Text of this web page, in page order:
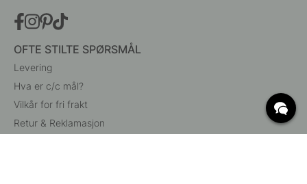
OFTE STILTE SPØRSMÅL
Levering
Hva er c/c mål?
Vilkår for fri frakt
Retur & Reklamasjon